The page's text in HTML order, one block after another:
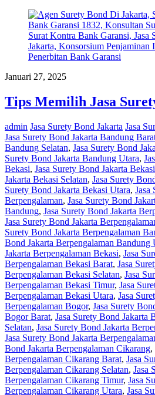
Januari 27, 2025
Tips Memilih Jasa
admin Jasa Surety Bond Jakarta Jasa
Jasa Surety Bond Jakarta Bandung
Bandung Selatan, Jasa Surety Bond
Surety Bond Jakarta Bandung Utara,
Bekasi, Jasa Surety Bond Jakarta
Jakarta Bekasi Selatan, Jasa Surety
Surety Bond Jakarta Bekasi Utara, Jasa
Berpengalaman, Jasa Surety Bond
Bandung, Jasa Surety Bond Jakarta
Jasa Surety Bond Jakarta
Surety Bond Jakarta Berpengalaman
Bond Jakarta Berpengalaman Bandung
Jakarta Berpengalaman Bekasi, Jasa
Berpengalaman Bekasi Barat, Jasa
Berpengalaman Bekasi Selatan, Jasa
Berpengalaman Bekasi Timur, Jasa
Berpengalaman Bekasi Utara, Jasa
Berpengalaman Bogor, Jasa Surety
Bogor Barat, Jasa Surety Bond Jakarta
Selatan, Jasa Surety Bond Jakarta
Jasa Surety Bond Jakarta
Bond Jakarta Berpengalaman Cikarang,
Berpengalaman Cikarang Barat, Jasa
Berpengalaman Cikarang Selatan, Jasa
Berpengalaman Cikarang Timur, Jasa
Berpengalaman Cikarang Utara, Jasa